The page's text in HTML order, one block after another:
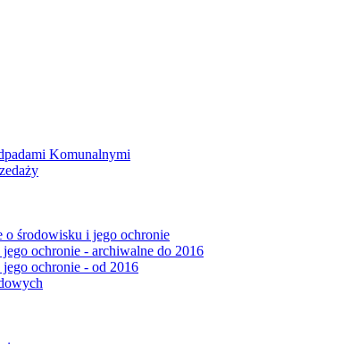
Komunalnymi
o środowisku i jego ochronie
ochronie - archiwalne do 2016
ochronie - od 2016